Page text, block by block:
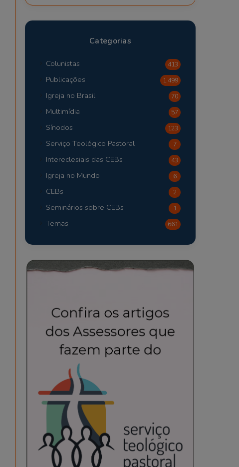
Categorias
Colunistas 413
Publicações 1.499
Igreja no Brasil 70
Multimídia 57
Sínodos 123
Serviço Teológico Pastoral 7
Intereclesiais das CEBs 43
Igreja no Mundo 6
CEBs 2
Seminários sobre CEBs 1
Temas 661